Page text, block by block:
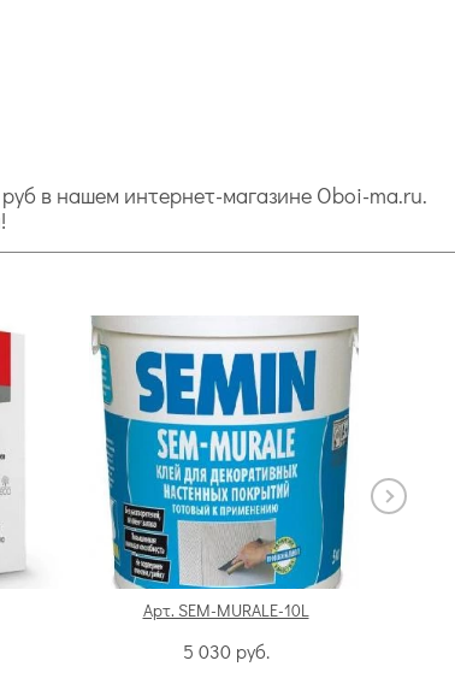
в нашем интернет-магазине Oboi-ma.ru.
Арт. SEM-MURALE-10L
5 030 руб.